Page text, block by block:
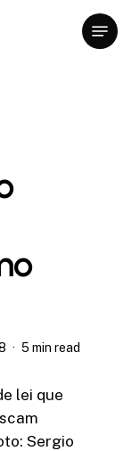
Menu
5 min read
lei que
Sergio